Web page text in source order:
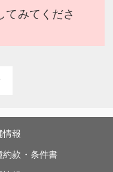
てみてくださ
情報
約款・条件書